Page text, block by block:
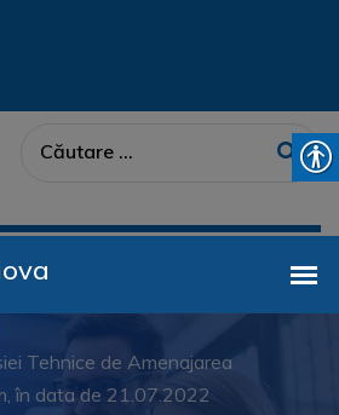
Tehnice de Amenajarea
în data de 21.07.2022